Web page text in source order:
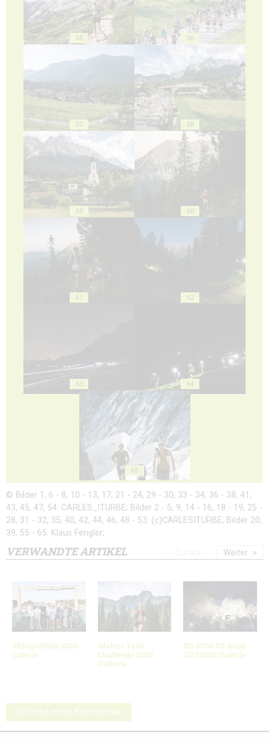
55 56
57 58
59 60
61 62
63 64
65
© Bilder 1, 6 - 8, 10 - 13, 17, 21 - 24, 29 - 30, 33 - 34, 36 - 38, 41,
43, 45, 47, 54: CARLES_ITURBE; Bilder 2 - 5, 9, 14 - 16, 18 - 19, 25 -
28, 31 - 32, 35, 40, 42, 44, 46, 48 - 53: (c)CARLESITURBE; Bilder 20,
39, 55 - 65: Klaus Fengler;
VERWANDTE ARTIKEL
3Kings3Hills 2026:
Galerie
Walser Trail
Challenge 2026
Gallerie
XC-RUN.DE beim
ZUT2026: Galerie
Weiter
Schreibe einen Kommentar